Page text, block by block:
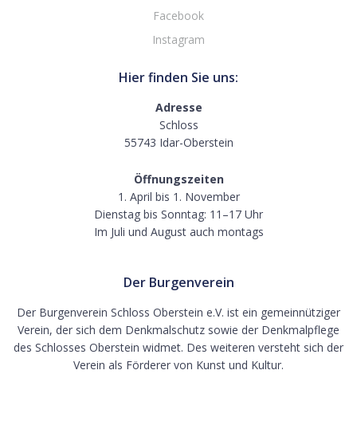
Facebook
Instagram
Hier finden Sie uns:
Adresse
Schloss
55743 Idar-Oberstein
Öffnungszeiten
1. April bis 1. November
Dienstag bis Sonntag: 11–17 Uhr
Im Juli und August auch montags
Der Burgenverein
Der Burgenverein Schloss Oberstein e.V. ist ein gemeinnütziger
Verein, der sich dem Denkmalschutz sowie der Denkmalpflege
des Schlosses Oberstein widmet. Des weiteren versteht sich der
Verein als Förderer von Kunst und Kultur.